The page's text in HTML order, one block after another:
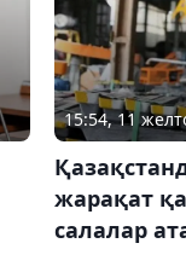
15:54, 11
жарақат
салалар